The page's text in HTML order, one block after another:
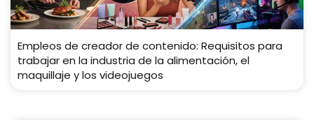
Empleos de creador de contenido: Requisitos para
trabajar en la industria de la alimentación, el
maquillaje y los videojuegos